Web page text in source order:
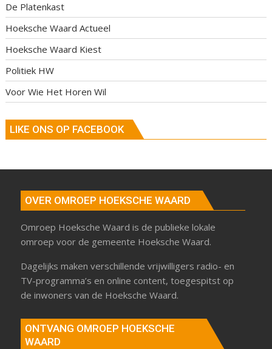
De Platenkast
Hoeksche Waard Actueel
Hoeksche Waard Kiest
Politiek HW
Voor Wie Het Horen Wil
LIKE ONS OP FACEBOOK
OVER OMROEP HOEKSCHE WAARD
Omroep Hoeksche Waard is de publieke lokale
omroep voor de gemeente Hoeksche Waard.
Dagelijks maken verschillende vrijwilligers radio- en
TV-programma’s en online content, toegespitst op
de inwoners van de Hoeksche Waard.
ONTVANG OMROEP HOEKSCHE
WAARD